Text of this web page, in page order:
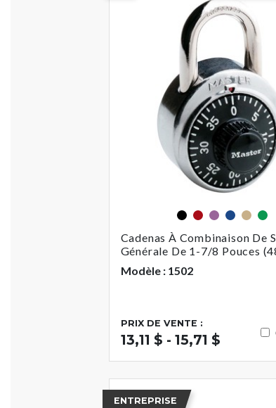
NoirRougeViolet
BleuOr Vert
Cadenas À Combinaison De
Générale De 1-7/8 Pouces
Modèle : 1502
PRIX DE VENTE :
13,11 $ - 15,71 $
ENTREPRISE